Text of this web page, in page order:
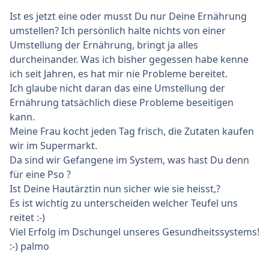
Ist es jetzt eine oder musst Du nur Deine Ernährung
umstellen? Ich persönlich halte nichts von einer
Umstellung der Ernährung, bringt ja alles
durcheinander. Was ich bisher gegessen habe kenne
ich seit Jahren, es hat mir nie Probleme bereitet.
Ich glaube nicht daran das eine Umstellung der
Ernährung tatsächlich diese Probleme beseitigen
kann.
Meine Frau kocht jeden Tag frisch, die Zutaten kaufen
wir im Supermarkt.
Da sind wir Gefangene im System, was hast Du denn
für eine Pso ?
Ist Deine Hautärztin nun sicher wie sie heisst,?
Es ist wichtig zu unterscheiden welcher Teufel uns
reitet :-)
Viel Erfolg im Dschungel unseres Gesundheitssystems!
:-) palmo